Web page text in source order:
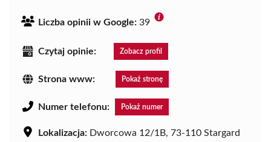
Liczba opinii w Google: 39
Czytaj opinie: Zobacz profil
Strona www: Pokaż stronę
Numer telefonu: Pokaż numer
Lokalizacja: Dworcowa 12/1B, 73-110 Stargard